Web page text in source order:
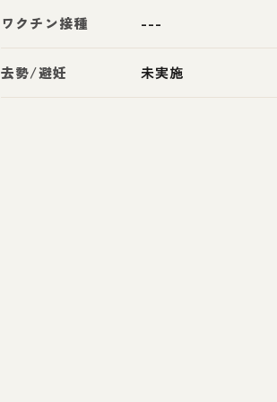
ワクチン接種 ---
去勢/避妊 未実施